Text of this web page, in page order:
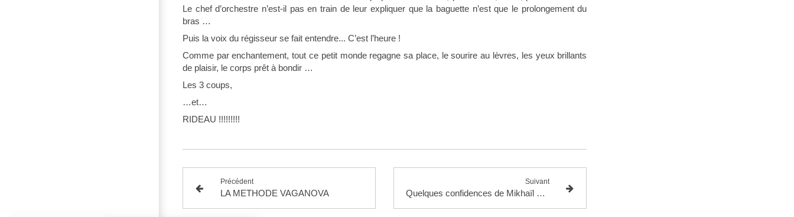
Le chef d’orchestre n’est-il pas en train de leur expliquer que la baguette n’est que le prolongement du
bras …
Puis la voix du régisseur se fait entendre... C’est l’heure !
Comme par enchantement, tout ce petit monde regagne sa place, le sourire au lèvres, les yeux brillants
de plaisir, le corps prêt à bondir …
Les 3 coups,
…et…
RIDEAU !!!!!!!!!
Précédent
LA METHODE VAGANOVA
Suivant
Quelques confidences de Mikhaïl Baryschnikov quand il avait 38 ans :